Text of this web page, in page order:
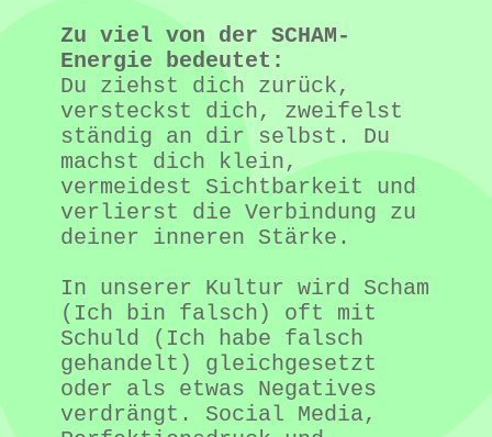
Zu viel von der SCHAM-
Energie bedeutet:
Du ziehst dich zurück,
versteckst dich, zweifelst
ständig an dir selbst. Du
machst dich klein,
vermeidest Sichtbarkeit und
verlierst die Verbindung zu
deiner inneren Stärke.
In unserer Kultur wird Scham
(Ich bin falsch) oft mit
Schuld (Ich habe falsch
gehandelt) gleichgesetzt
oder als etwas Negatives
verdrängt. Social Media,